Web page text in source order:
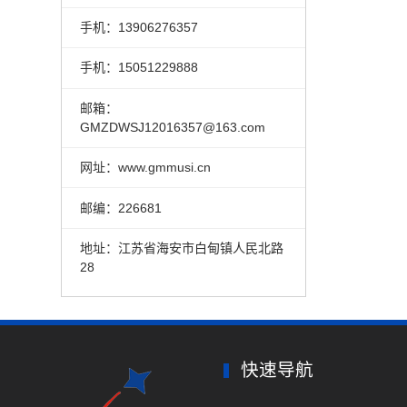
手机：13906276357
手机：15051229888
邮箱：
GMZDWSJ12016357@163.com
网址： www.gmmusi.cn
邮编：226681
地址：江苏省海安市白甸镇人民北路
28
快速导航